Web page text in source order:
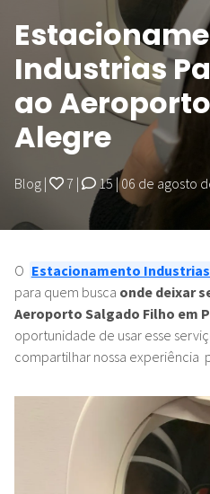
Industrias
ao
Alegre
Blog | 7 | 15|06 de agosto
O Estacionamento
para quem busca onde deixar
Aeroporto Salgado Filho em
oportunidade de usar esse
compartilhar nossa experiência